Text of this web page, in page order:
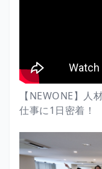
【NEWONE】人
仕事に1日密着！